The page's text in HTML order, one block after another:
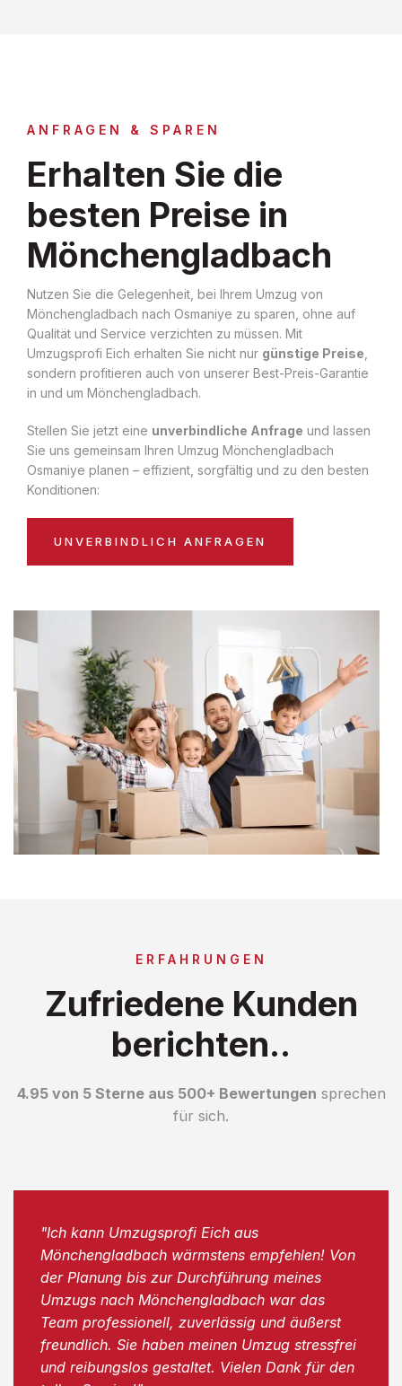
ANFRAGEN & SPAREN
Erhalten Sie die
besten Preise in
Mönchengladbach
Nutzen Sie die Gelegenheit, bei Ihrem Umzug von
Mönchengladbach nach Osmaniye zu sparen, ohne auf
Qualität und Service verzichten zu müssen. Mit
Umzugsprofi Eich erhalten Sie nicht nur günstige Preise
sondern profitieren auch von unserer Best-Preis-Garantie
in und um Mönchengladbach.
Stellen Sie jetzt eine unverbindliche Anfrage und lassen
Sie uns gemeinsam Ihren Umzug Mönchengladbach
Osmaniye planen – effizient, sorgfältig und zu den besten
Konditionen:
UNVERBINDLICH ANFRAGEN
ERFAHRUNGEN
Zufriedene Kunden
berichten..
4.95 von 5 Sterne aus 500+ Bewertungen sprechen
für sich.
"Ich kann Umzugsprofi Eich aus
Mönchengladbach wärmstens empfehlen! Von
der Planung bis zur Durchführung meines
Umzugs nach Mönchengladbach war das
Team professionell, zuverlässig und äußerst
freundlich. Sie haben meinen Umzug stressfrei
und reibungslos gestaltet. Vielen Dank für den